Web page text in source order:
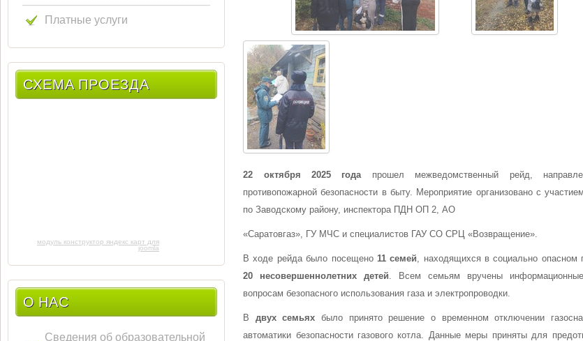
Платные услуги
СХЕМА ПРОЕЗДА
модуль конструктор яндекс карт для
joomla
О НАС
Сведения об образовательной
22 октября 2025 года прошел межведомственный рейд,
противопожарной безопасности в быту. Мероприятие организовано с
по Заводскому району, инспектора ПДН ОП 2, АО
«Саратовгаз», ГУ МЧС и специалистов ГАУ СО СРЦ «Возвращение».
В ходе рейда было посещено 11 семей , находящихся в социально опасном
20 несовершеннолетних детей . Всем семьям вручены
вопросам безопасного использования газа и электропроводки.
В двух семьях было принято решение о временном отключении
автоматики безопасности газового котла. Данные меры приняты для